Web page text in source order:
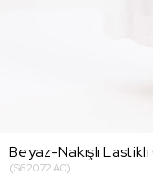
Beyaz-Nakışlı
(S62072A0)